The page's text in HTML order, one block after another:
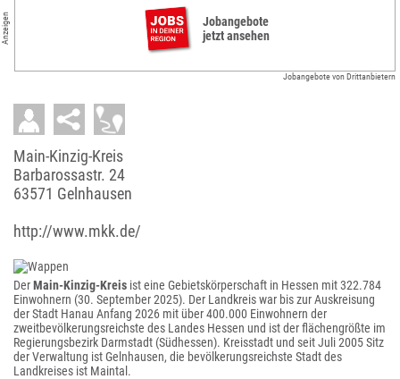
Anzeigen
Jobangebote
jetzt ansehen
Jobangebote von Drittanbietern
Main-Kinzig-Kreis
Barbarossastr. 24
63571 Gelnhausen
http://www.mkk.de/
DerMain-Kinzig-Kreis ist eine Gebietskörperschaft in Hessen mit322.784
Einwohnern (30. September 2025). Der Landkreis war bis zur Auskreisung
der Stadt Hanau Anfang 2026 mit über 400.000 Einwohnern der
zweitbevölkerungsreichste des Landes Hessen und ist der flächengrößte im
Regierungsbezirk Darmstadt (Südhessen). Kreisstadt und seit Juli 2005 Sitz
der Verwaltung ist Gelnhausen, die bevölkerungsreichste Stadt des
Landkreises ist Maintal.